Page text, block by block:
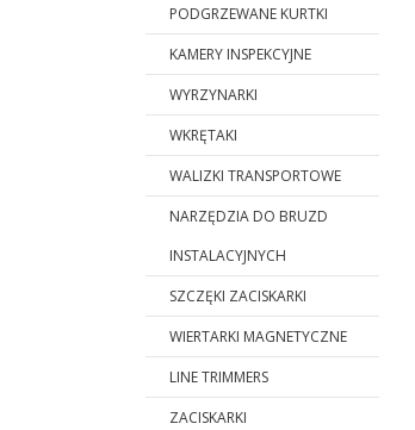
PODGRZEWANE KURTKI
KAMERY INSPEKCYJNE
WYRZYNARKI
WKRĘTAKI
WALIZKI TRANSPORTOWE
NARZĘDZIA DO BRUZD
INSTALACYJNYCH
SZCZĘKI ZACISKARKI
WIERTARKI MAGNETYCZNE
LINE TRIMMERS
ZACISKARKI